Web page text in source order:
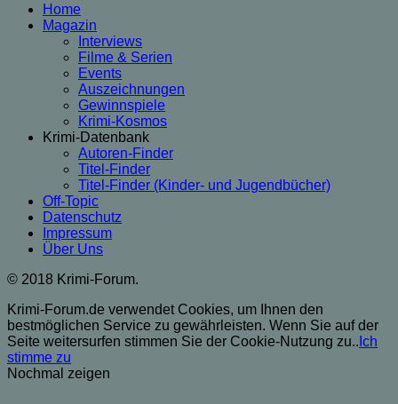
Home
Magazin
Interviews
Filme & Serien
Events
Auszeichnungen
Gewinnspiele
Krimi-Kosmos
Krimi-Datenbank
Autoren-Finder
Titel-Finder
Titel-Finder (Kinder- und Jugendbücher)
Off-Topic
Datenschutz
Impressum
Über Uns
© 2018 Krimi-Forum.
Krimi-Forum.de verwendet Cookies, um Ihnen den
bestmöglichen Service zu gewährleisten. Wenn Sie auf der
Seite weitersurfen stimmen Sie der Cookie-Nutzung zu.. Ich
stimme zu
Nochmal zeigen